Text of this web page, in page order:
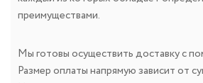
преимуществами.
Мы готовы осуществить доставку с
Размер оплаты напрямую зависит от